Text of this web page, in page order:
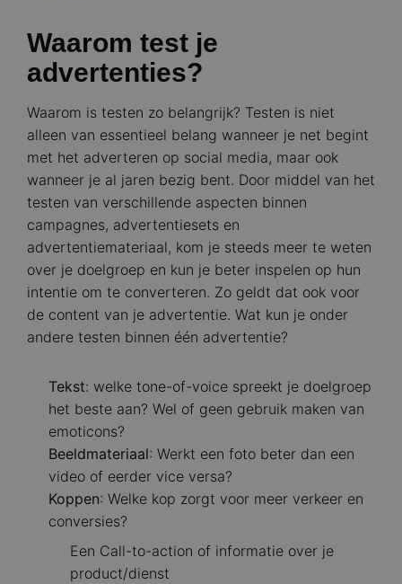
Waarom test je
advertenties?
Waarom is testen zo belangrijk? Testen is niet
alleen van essentieel belang wanneer je net begint
met het adverteren op social media, maar ook
wanneer je al jaren bezig bent. Door middel van het
testen van verschillende aspecten binnen
campagnes, advertentiesets en
advertentiemateriaal, kom je steeds meer te weten
over je doelgroep en kun je beter inspelen op hun
intentie om te converteren. Zo geldt dat ook voor
de content van je advertentie. Wat kun je onder
andere testen binnen één advertentie?
Tekst: welke tone-of-voice spreekt je doelgroep
het beste aan? Wel of geen gebruik maken van
emoticons?
Beeldmateriaal: Werkt een foto beter dan een
video of eerder vice versa?
Koppen: Welke kop zorgt voor meer verkeer en
conversies?
Een Call-to-action of informatie over je
product/dienst